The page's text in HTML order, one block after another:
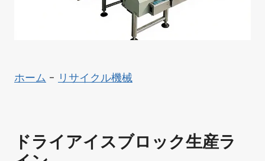
ホーム - リサイクル機械
ドライアイスブロック生産ラ